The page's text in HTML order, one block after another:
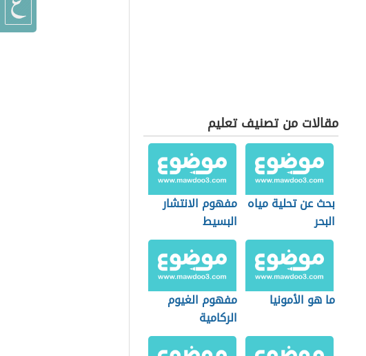
مقالات من تصنيف تعليم
بحث عن تحلية مياه
البحر
مفهوم الانتشار
البسيط
ما هو الأمونيا
مفهوم الغيوم
الركامية